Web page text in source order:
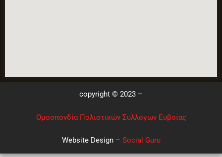
copyright © 2023 –
Ομοσπονδία Πολιστικών Συλλόγων Ευβοίας
Website Design – Social Guru